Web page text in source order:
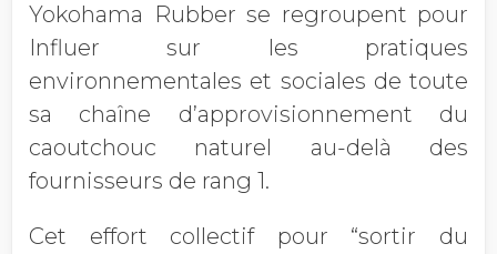
Yokohama Rubber se regroupent pour
Influer sur les pratiques
environnementales et sociales de toute
sa chaîne d’approvisionnement du
caoutchouc naturel au-delà des
fournisseurs de rang 1.
Cet effort collectif pour “sortir du